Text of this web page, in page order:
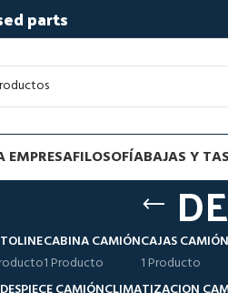
parts
EMPRESAFILOSOFÍABAJAS Y
CABINA CAMIÓN
1 Producto
CAJAS CAMIÓN
1 Producto